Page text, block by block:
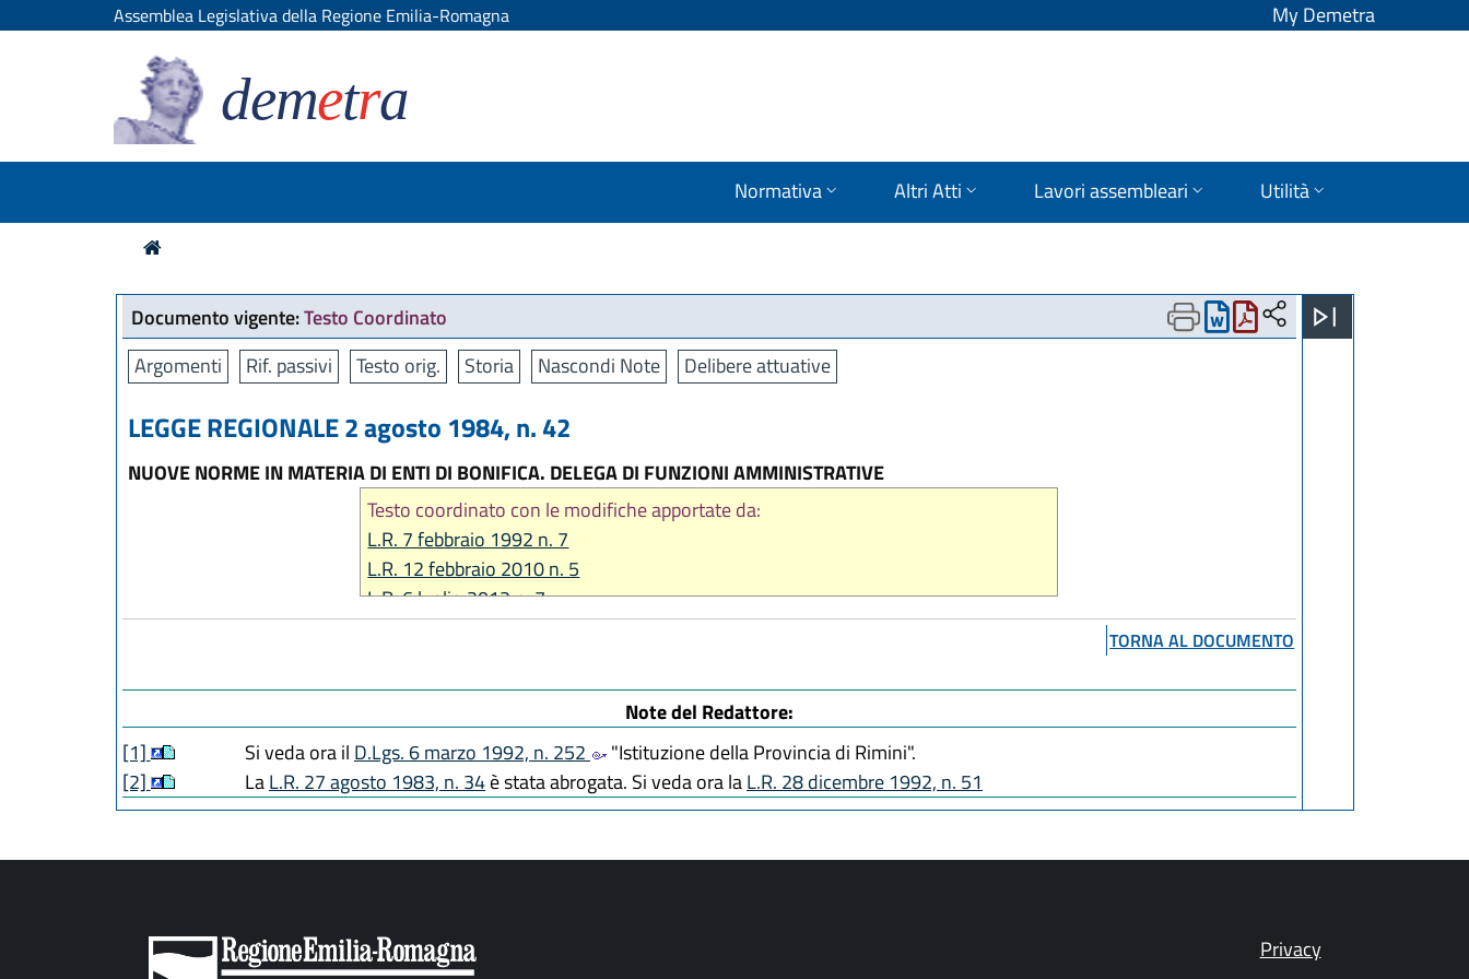
Assemblea Legislativa della Regione Emilia-Romagna My Demetra
demetra
Normativa Altri Atti Lavori assembleari Utilità
Documento vigente:Testo Coordinato
Argomenti
Rif. passivi Testo orig. Storia Nascondi Note Delibere attuative
LEGGE REGIONALE 2 agosto 1984, n. 42
NUOVE NORME IN MATERIA DI ENTI DI BONIFICA. DELEGA DI FUNZIONI AMMINISTRATIVE
Testo coordinato con le modifiche apportate da:
L.R. 7 febbraio 1992 n. 7
L.R. 12 febbraio 2010 n. 5
L.R. 6 luglio 2012 n. 7
L.R. 27 dicembre 2017, n. 25
L.R. 30 luglio 2019, n. 13
L.R. 28 dicembre 2023, n. 17
L.R. 28 luglio 2026, n. 9
TORNA AL DOCUMENTO
Note del Redattore:
[1]
Si veda ora il D.Lgs. 6 marzo 1992, n. 252
"Istituzione della Provincia di Rimini".
[2]
LaL.R. 27 agosto 1983, n. 34è stata abrogata. Si veda ora laL.R. 28 dicembre 1992, n. 51
Privacy